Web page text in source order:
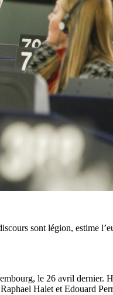
sont légion, estime
le 26 avril dernier.
Halet et Edouard